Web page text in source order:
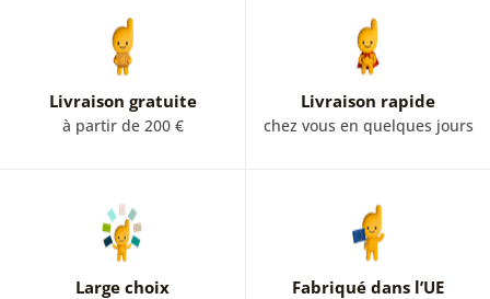
Livraison gratuite
à partir de 200 €
Livraison rapide
chez vous en quelques jours
Large choix Fabriqué dans l’UE